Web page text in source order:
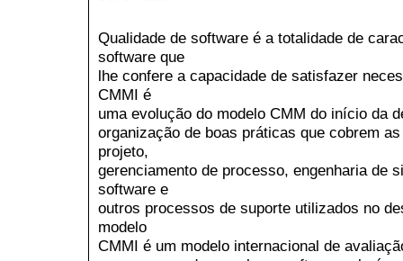
Qualidade de software é a totalidade de
software que
lhe confere a capacidade de satisfazer
CMMI é
uma evolução do modelo CMM do início da
organização de boas práticas que cobrem
projeto,
gerenciamento de processo, engenharia de
software e
outros processos de suporte utilizados no
modelo
CMMI é um modelo internacional de